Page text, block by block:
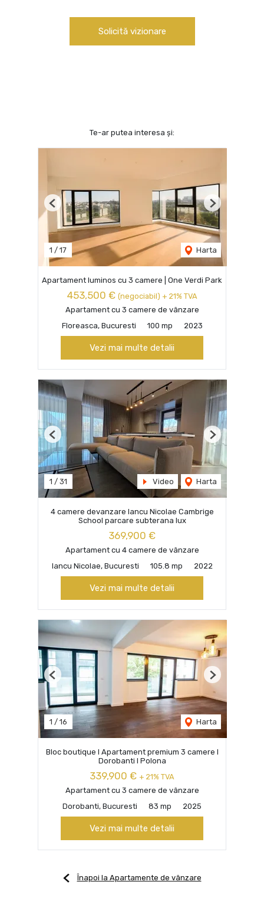
Solicită vizionare
Te-ar putea interesa și:
1 / 17 Harta
Previous Next
Apartament luminos cu 3 camere | One Verdi Park
453,500 € (negociabil) + 21% TVA
Apartament cu 3 camere de vânzare
Floreasca, Bucuresti
100 mp 2023
Vezi mai multe detalii
1 / 31 Video Harta
Previous Next
4 camere devanzare Iancu Nicolae Cambrige
School parcare subterana lux
369,900 €
Apartament cu 4 camere de vânzare
Iancu Nicolae, Bucuresti
105.8 mp 2022
Vezi mai multe detalii
1 / 16 Harta
Previous Next
Bloc boutique I Apartament premium 3 camere I
Dorobanti I Polona
339,900 € + 21% TVA
Apartament cu 3 camere de vânzare
Dorobanti, Bucuresti
83 mp 2025
Vezi mai multe detalii
Înapoi la Apartamente de vânzare